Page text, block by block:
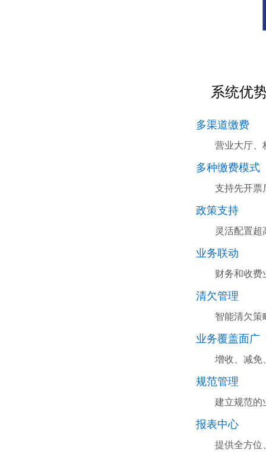
系统优
多渠道缴费
营业大厅、
多种缴费模式
支持先开票
政策支持
灵活配置
业务联动
财务和收
清欠管理
智能清欠
业务覆盖面广
增收、减免
规范管理
建立规范的
报表中心
提供全方位